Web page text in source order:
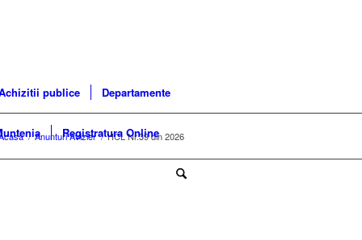
publice Departamente
Registratura Online
/ Anunturi Avizier / HCL Nr.39 din 2026